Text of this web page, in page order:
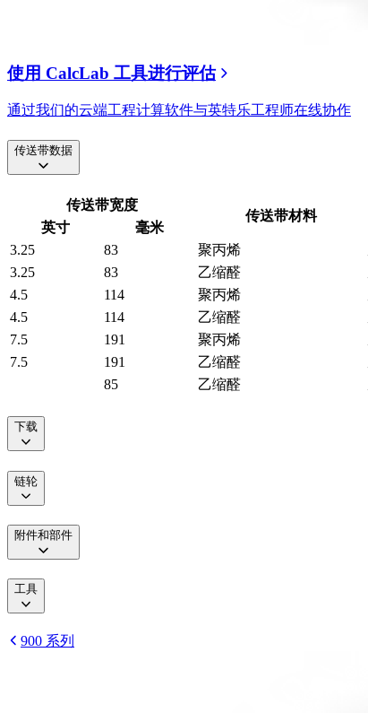
使用 CalcLab 工具进行评估
通过我们的云端工程计算软件与英特乐工程师在线协作
传送带数据
传送带宽度
传送带材料
英寸
毫米
3.25
83 聚丙烯
3.25
83 乙缩醛
4.5
114 聚丙烯
4.5
114 乙缩醛
7.5
191 聚丙烯
7.5
191 乙缩醛
85
乙缩醛
下载
链轮
附件和部件
工具
900 系列